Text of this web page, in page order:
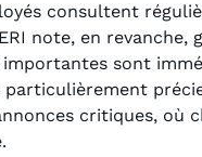
consultent
note, en revanche,
sont
particulièrement
critiques, où